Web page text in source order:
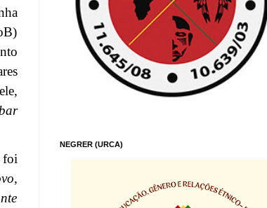
foi
NEGRER (URCA)